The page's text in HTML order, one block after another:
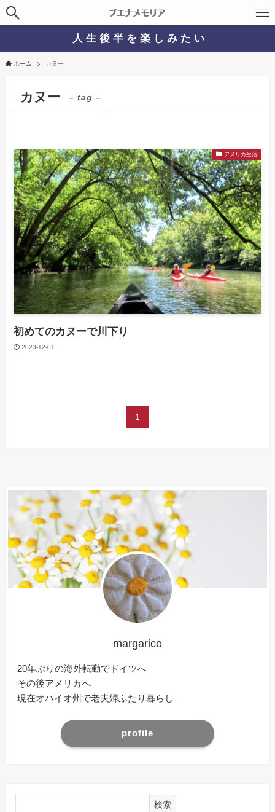
人 生 後 半 を 楽 し み た い
ホーム カヌー
カヌー – tag –
アメリカ生活
初めてのカヌーで川下り
2023-12-01
1
margarico
20年ぶりの海外転勤でドイツへ
その後アメリカへ
現在オハイオ州で老夫婦ふたり暮らし
profile
検索